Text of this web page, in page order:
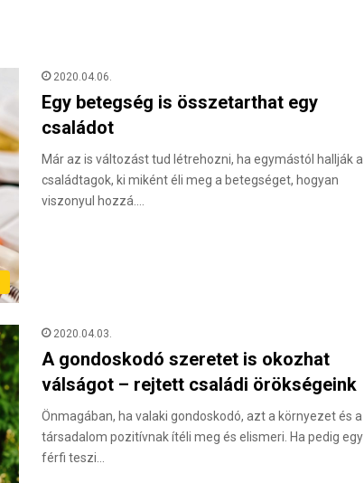
2020.04.06.
Egy betegség is összetarthat egy
családot
Már az is változást tud létrehozni, ha egymástól hallják a
családtagok, ki miként éli meg a betegséget, hogyan
viszonyul hozzá.…
2020.04.03.
A gondoskodó szeretet is okozhat
válságot – rejtett családi örökségeink
Önmagában, ha valaki gondoskodó, azt a környezet és a
társadalom pozitívnak ítéli meg és elismeri. Ha pedig egy
férfi teszi…